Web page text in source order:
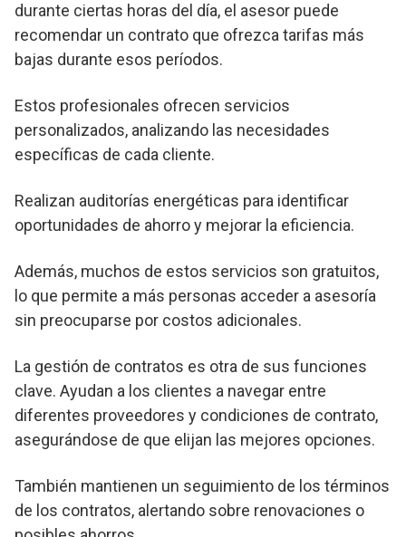
durante ciertas horas del día, el asesor puede
recomendar un contrato que ofrezca tarifas más
bajas durante esos períodos.
Estos profesionales ofrecen servicios
personalizados, analizando las necesidades
específicas de cada cliente.
Realizan auditorías energéticas para identificar
oportunidades de ahorro y mejorar la eficiencia.
Además, muchos de estos servicios son gratuitos,
lo que permite a más personas acceder a asesoría
sin preocuparse por costos adicionales.
La gestión de contratos es otra de sus funciones
clave. Ayudan a los clientes a navegar entre
diferentes proveedores y condiciones de contrato,
asegurándose de que elijan las mejores opciones.
También mantienen un seguimiento de los términos
de los contratos, alertando sobre renovaciones o